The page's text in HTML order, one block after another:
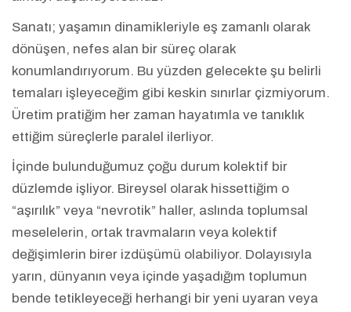
Sanatı; yaşamın dinamikleriyle eş zamanlı olarak
dönüşen, nefes alan bir süreç olarak
konumlandırıyorum. Bu yüzden gelecekte şu belirli
temaları işleyeceğim gibi keskin sınırlar çizmiyorum.
Üretim pratiğim her zaman hayatımla ve tanıklık
ettiğim süreçlerle paralel ilerliyor.
İçinde bulunduğumuz çoğu durum kolektif bir
düzlemde işliyor. Bireysel olarak hissettiğim o
“aşırılık” veya “nevrotik” haller, aslında toplumsal
meselelerin, ortak travmaların veya kolektif
değişimlerin birer izdüşümü olabiliyor. Dolayısıyla
yarın, dünyanın veya içinde yaşadığım toplumun
bende tetikleyeceği herhangi bir yeni uyaran veya